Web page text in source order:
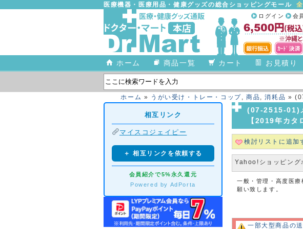
医療機器・医療用品・健康グッズの総合ショッピングモール
会
ログイン
ホーム 商品一覧 カート お見積り
ホーム » うがい受け・トレー・コップ, 商品,消耗品 »
(07-2515-01)
【2019年カタ
検討リストに追加
Yahoo!ショッピング
一般・管理・高度医
願い致します。
一部大型商品の
相互リンク
マイスコジェイピー
＋ 相互リンクを依頼する
会員紹介で5%永久還元
Powered by AdPorta